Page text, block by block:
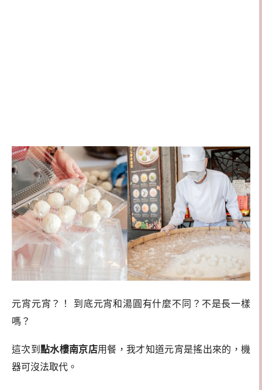
元宵元宵？！ 到底元宵和湯圓有什麼不同？不是長一樣
嗎？
這次到 點水樓南京店用餐，我才知道元宵是搖出來的，機
器可沒法取代。